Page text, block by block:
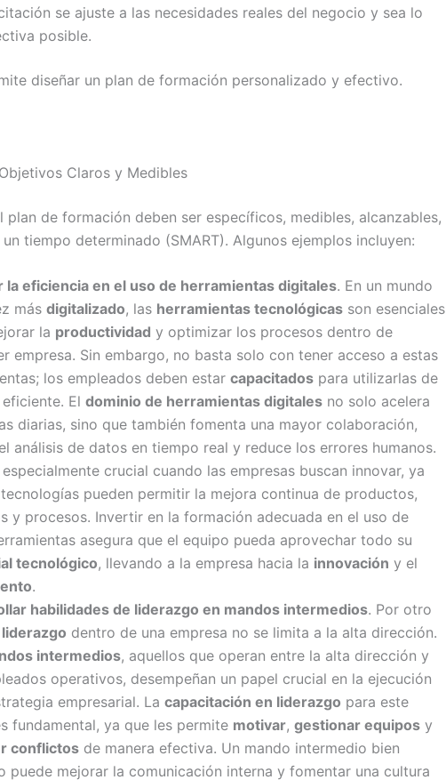
se ajuste a las necesidades reales del negocio y sea lo
posible.
diseñar un plan de formación personalizado y efectivo.
Claros y Medibles
plan de formación deben ser específicos, medibles, alcanzables,
tiempo determinado (SMART). Algunos ejemplos incluyen:
la eficiencia en el uso de herramientas digitales. En un mundo
más digitalizado, las herramientas tecnológicas son esenciales
la productividad y optimizar los procesos dentro de
empresa. Sin embargo, no basta solo con tener acceso a estas
los empleados deben estar capacitados para utilizarlas de
El dominio de herramientas digitales no solo acelera
diarias, sino que también fomenta una mayor colaboración,
análisis de datos en tiempo real y reduce los errores humanos.
crucial cuando las empresas buscan innovar, ya
pueden permitir la mejora continua de productos,
y procesos. Invertir en la formación adecuada en el uso de
asegura que el equipo pueda aprovechar todo su
tecnológico, llevando a la empresa hacia la innovación y el
.
habilidades de liderazgo en mandos intermedios. Por otro
dentro de una empresa no se limita a la alta dirección.
intermedios, aquellos que operan entre la alta dirección y
operativos, desempeñan un papel crucial en la ejecución
empresarial. La capacitación en liderazgo para este
fundamental, ya que les permite motivar, gestionar equipos y
conflictos de manera efectiva. Un mando intermedio bien
puede mejorar la comunicación interna y fomentar una cultura